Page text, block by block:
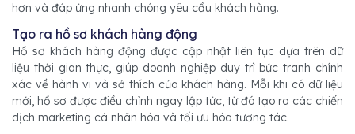
hơn và đáp ứng nhanh chóng yêu cầu khách hàng.
Tạo ra hồ sơ khách hàng động
Hồ sơ khách hàng động được cập nhật liên tục dựa trên dữ
liệu thời gian thực, giúp doanh nghiệp duy trì bức tranh chính
xác về hành vi và sở thích của khách hàng. Mỗi khi có dữ liệu
mới, hồ sơ được điều chỉnh ngay lập tức, từ đó tạo ra các chiến
dịch marketing cá nhân hóa và tối ưu hóa tương tác.